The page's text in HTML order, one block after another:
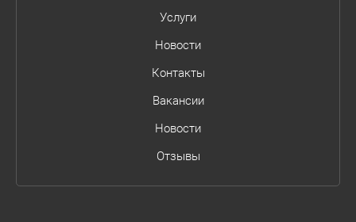
Услуги
Новости
Контакты
Вакансии
Новости
Отзывы